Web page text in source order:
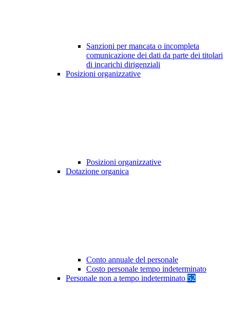
Sanzioni per mancata o incompleta
comunicazione dei dati da parte dei titolari
di incarichi dirigenziali
Posizioni organizzative
Posizioni organizzative
Dotazione organica
Conto annuale del personale
Costo personale tempo indeterminato
Personale non a tempo indeterminato 52